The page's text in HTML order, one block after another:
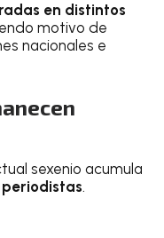
en distintos
motivo de
nacionales e
sexenio acumula
.